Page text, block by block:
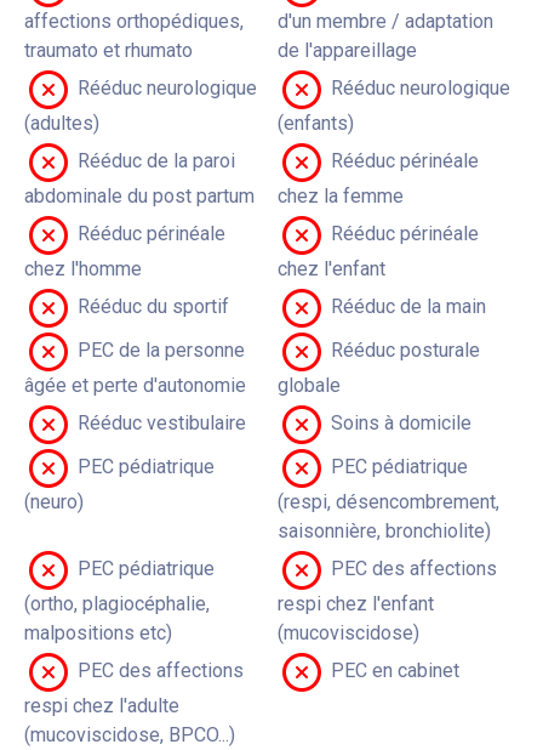
affections orthopédiques,
traumato et rhumato
d'un membre / adaptation
de l'appareillage
Rééduc neurologique
(adultes)
Rééduc neurologique
(enfants)
Rééduc de la paroi
abdominale du post partum
Rééduc périnéale
chez la femme
Rééduc périnéale
chez l'homme
Rééduc périnéale
chez l'enfant
Rééduc du sportif
Rééduc de la main
PEC de la personne
âgée et perte d'autonomie
Rééduc posturale
globale
Rééduc vestibulaire
Soins à domicile
PEC pédiatrique
(neuro)
PEC pédiatrique
(respi, désencombrement,
saisonnière, bronchiolite)
PEC pédiatrique
(ortho, plagiocéphalie,
malpositions etc)
PEC des affections
respi chez l'enfant
(mucoviscidose)
PEC des affections
respi chez l'adulte
(mucoviscidose, BPCO...)
PEC en cabinet